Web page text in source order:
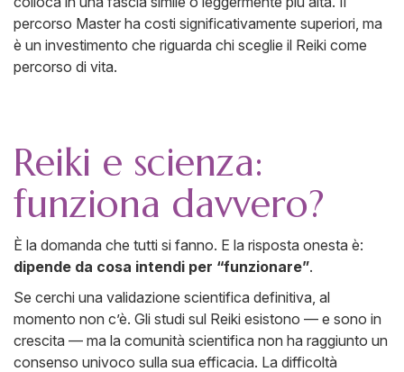
percorso Master ha costi significativamente superiori, ma
è un investimento che riguarda chi sceglie il Reiki come
percorso di vita.
Reiki e scienza:
funziona davvero?
È la domanda che tutti si fanno. E la risposta onesta è:
dipende da cosa intendi per “funzionare”.
Se cerchi una validazione scientifica definitiva, al
momento non c’è. Gli studi sul Reiki esistono — e sono in
crescita — ma la comunità scientifica non ha raggiunto un
consenso univoco sulla sua efficacia. La difficoltà